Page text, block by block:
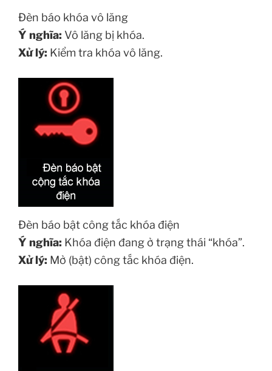
Đèn báo khóa vô lăng
Ý nghĩa: Vô lăng bị khóa.
Xử lý: Kiểm tra khóa vô lăng.
Đèn báo bật công tắc khóa điện
Ý nghĩa: Khóa điện đang ở trạng thái “khóa”.
Xử lý: Mở (bật) công tắc khóa điện.